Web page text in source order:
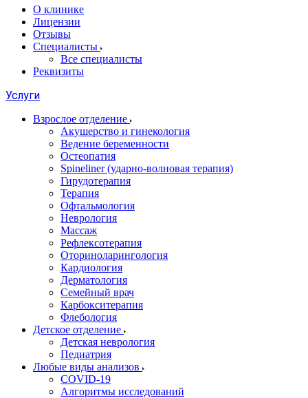
О клинике
Лицензии
Отзывы
Специалисты
Все специалисты
Реквизиты
Услуги
Взрослое отделение
Акушерство и гинекология
Ведение беременности
Остеопатия
Spineliner (ударно-волновая терапия)
Гирудотерапия
Терапия
Офтальмология
Неврология
Массаж
Рефлексотерапия
Оториноларингология
Кардиология
Дерматология
Семейный врач
Карбокситерапия
Флебология
Детское отделение
Детская неврология
Педиатрия
Любые виды анализов
COVID-19
Алгоритмы исследований